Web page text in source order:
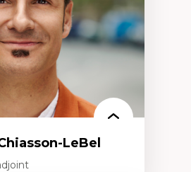
milieu rural francophone
écologique
LeBel